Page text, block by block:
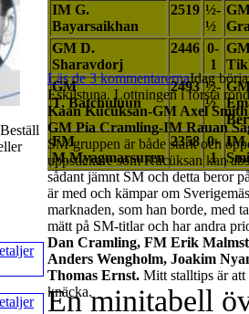
Läs de 3 kommentarernaIdag
Eskilstuna. Lottningen i första
Kaan Kücüksan-GM Axel
GM Pia Cramling-IM Rauan
SM-gruppen är både stark och
uppstickare som Kücüksan kan
sådant jämnt SM och detta beror
är med och kämpar om
marknaden, som han borde, med
mätt på SM-titlar och har andra
Dan Cramling, FM Erik
Anders Wengholm, Joakim
Thomas Ernst. Mitt stalltips är
knäcka.
IM G.
Bayarsaikhan
2519 ½-
½
GM D.
Sharavdorj
2446 0-
1
GM
T. Batchuluun
2493 ½-
½
FM
M.Myagmarsuren
2358 0-
1
IM
En minitabell